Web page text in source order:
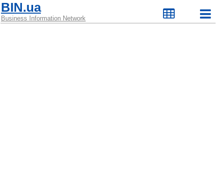
BIN.ua
Business Information Network